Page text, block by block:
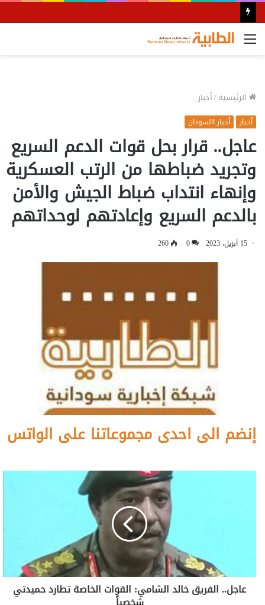
القائمة
الرئيسية/أخبار
أخبار أخبار االسودان
عاجل.. قرار بحل قوات الدعم السريع
وتجريد ضباطها من الرتب العسكرية
وإنهاء انتداب ضباط الجيش والأمن
بالدعم السريع وإعادتهم لوحداتهم
15 أبريل، 2023 0
260
إنضم الى احدى مجموعاتنا على الواتس
عاجل.. الفريق خالد الشامي: القوات الخاصة تطارد حميدتي